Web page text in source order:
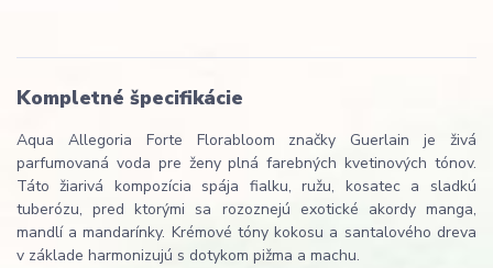
Kompletné špecifikácie
Aqua Allegoria Forte Florabloom značky Guerlain je živá
parfumovaná voda pre ženy plná farebných kvetinových tónov.
Táto žiarivá kompozícia spája fialku, ružu, kosatec a sladkú
tuberózu, pred ktorými sa rozoznejú exotické akordy manga,
mandlí a mandarínky. Krémové tóny kokosu a santalového dreva
v základe harmonizujú s dotykom pižma a machu.